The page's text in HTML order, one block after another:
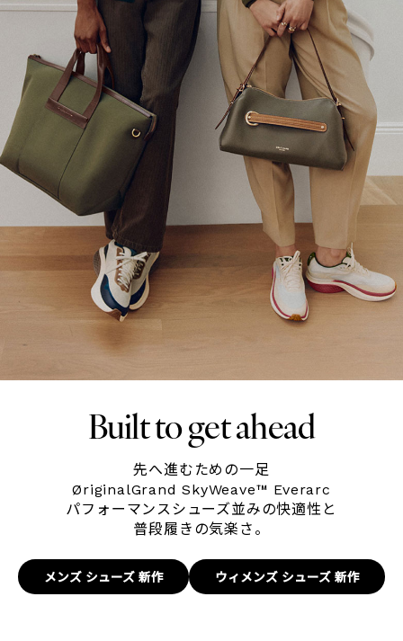
Built to get ahead
先へ進むための一足
ØriginalGrand SkyWeave™ Everarc
パフォーマンスシューズ並みの快適性と
普段履きの気楽さ。
メンズ シューズ 新作 ウィメンズ シューズ 新作